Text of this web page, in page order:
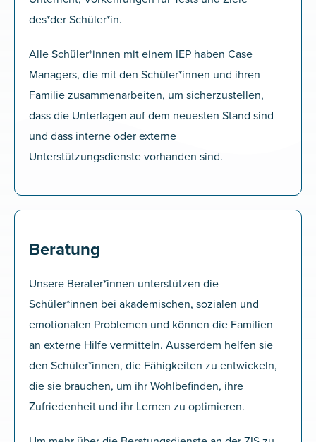
des*der Schüler*in.
Alle Schüler*innen mit einem IEP haben Case
Managers, die mit den Schüler*innen und ihren
Familie zusammenarbeiten, um sicherzustellen,
dass die Unterlagen auf dem neuesten Stand sind
und dass interne oder externe
Unterstützungsdienste vorhanden sind.
Beratung
Unsere Berater*innen unterstützen die
Schüler*innen bei akademischen, sozialen und
emotionalen Problemen und können die Familien
an externe Hilfe vermitteln. Ausserdem helfen sie
den Schüler*innen, die Fähigkeiten zu entwickeln,
die sie brauchen, um ihr Wohlbefinden, ihre
Zufriedenheit und ihr Lernen zu optimieren.